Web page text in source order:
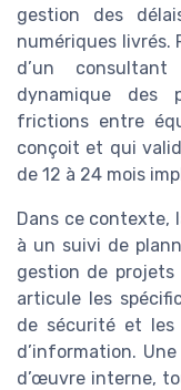
gestion des
numériques livrés.
d’un
dynamique des
frictions entre
conçoit et qui
de 12 à 24 mois
Dans ce contexte,
à un suivi de
gestion de projets
articule les
de sécurité et les
d’information.
d’œuvre interne,